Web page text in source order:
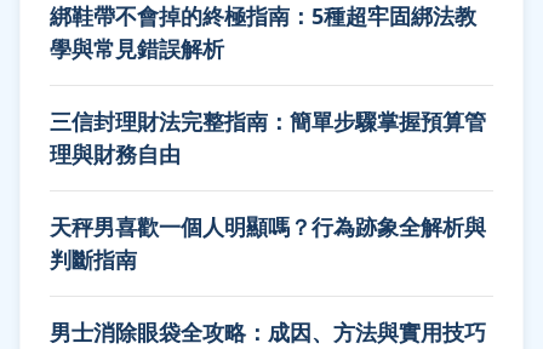
綁鞋帶不會掉的終極指南：5種超牢固綁法教
學與常見錯誤解析
三信封理財法完整指南：簡單步驟掌握預算管
理與財務自由
天秤男喜歡一個人明顯嗎？行為跡象全解析與
判斷指南
男士消除眼袋全攻略：成因、方法與實用技巧